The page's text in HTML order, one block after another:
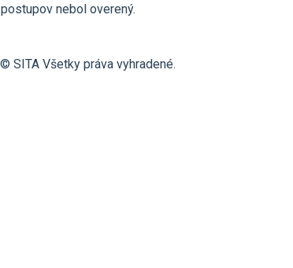
nebol overený.
© SITA Všetky práva vyhradené.